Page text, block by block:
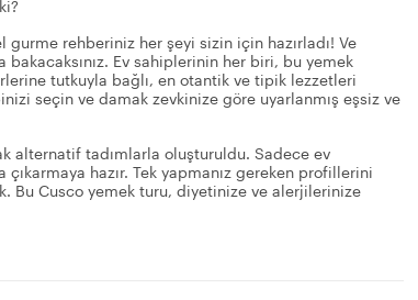
gurme rehberiniz her şeyi sizin için hazırladı! Ve
Ev sahiplerinin her biri, bu yemek
tutkuyla bağlı, en otantik ve tipik lezzetleri
seçin ve damak zevkinize göre uyarlanmış eşsiz ve
alternatif tadımlarla oluşturuldu. Sadece ev
hazır. Tek yapmanız gereken profillerini
Bu Cusco yemek turu, diyetinize ve alerjilerinize